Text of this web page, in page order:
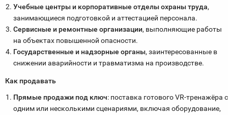
Учебные центры и корпоративные отделы охраны труда,
занимающиеся подготовкой и аттестацией персонала.
Сервисные и ремонтные организации, выполняющие работы
на объектах повышенной опасности.
Государственные и надзорные органы, заинтересованные в
снижении аварийности и травматизма на производстве.
Как продавать
Прямые продажи под ключ: поставка готового VR-тренажёра с
одним или несколькими сценариями, включая оборудование,